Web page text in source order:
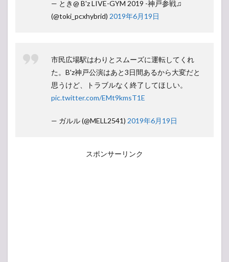
— とき@ B'z LIVE-GYM 2019 -神戸参戦♫
(@toki_pcxhybrid) 2019年6月19日
市民広場駅はわりとスムーズに運転してくれ
た。B'z神戸公演はあと3日間あるから大変だと
思うけど、トラブルなく終了してほしい。
pic.twitter.com/EMt9kmsT1E
— ガルル (@MELL2541) 2019年6月19日
スポンサーリンク